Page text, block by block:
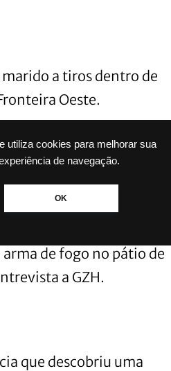
utiliza cookies para melhorar sua
de navegação.
OK
a tiros dentro de
Oeste.
para confessar o
que era
inclusive com a arma
de fogo no pátio de
a GZH.
que descobriu uma